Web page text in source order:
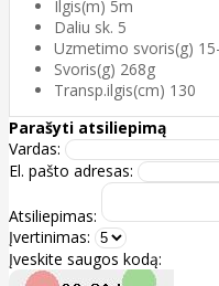
Ilgis(m) 5m
Daliu sk. 5
Uzmetimo svoris(g)
Svoris(g) 268g
Transp.ilgis(cm) 130
Parašyti atsiliepimą
Vardas:
El. pašto adresas:
Atsiliepimas:
Įvertinimas:
Įveskite saugos kodą: